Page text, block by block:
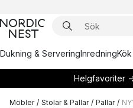
Dukning & ServeringInredning
Helgfavoriter
Möbler / Stolar & Pallar / Pallar /